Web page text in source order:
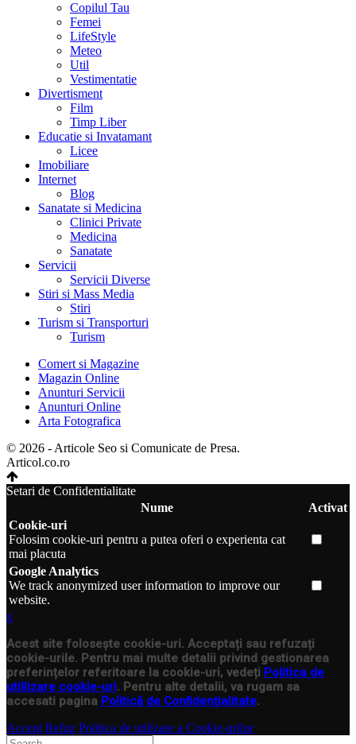
Copilul Tau
Femei
LifeStyle
Meteo
Util
Vestimentatie
Divertisment
Film
Timp Liber
Educatie si Invatamant
Licee
Imobiliare
Internet
Blog
Sanatate si Medicina
Clinici Private
Medicina
Sanatate
Servicii
Servicii Diverse
Stiri si Mass Media
Stiri
Turism si Transporturi
Turism
Comert si Magazine
Magazin Online
Anunturi Servicii
Anunturi Online
Arta Fotografica
© 2026 - Articole Seo si Comunicate de Presa.
Articol.co.ro
Setari de Confidentialitate
Nume
Activat
Cookie-uri
Folosim cookie-uri pentru a putea oferi o experienta cat
mai placuta
Google Analytics
We track anonymized user information to improve our
website.
x
Acest site folosește cookie-uri. Acceptați sau refuzați
cookie-urile. Pentru mai multe detalii privind gestionarea
preferințelor referitoare la cookie-uri, vedeți Politica de
utillizare cookie-uri. Pentru alte detalii, va rugam sa
accesati pagina Politică de Confidențialitate.
Accept Refuz Politica de utilizare a Cookie-urilor